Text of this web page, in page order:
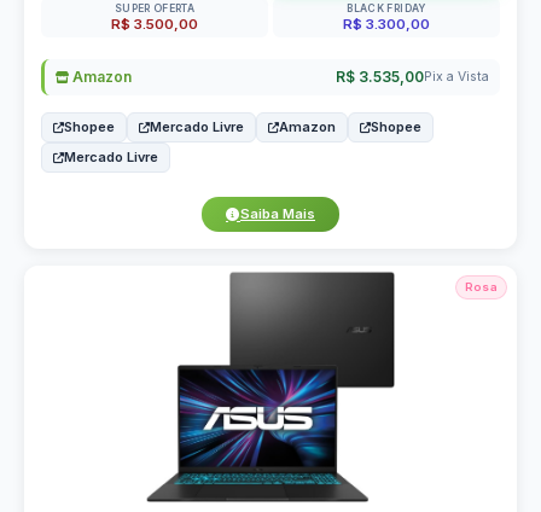
SUPER OFERTA
R$ 3.500,00
BLACK FRIDAY
R$ 3.300,00
Amazon R$ 3.535,00Pix a Vista
Shopee Mercado Livre Amazon
Shopee
Mercado Livre
Saiba Mais
Rosa